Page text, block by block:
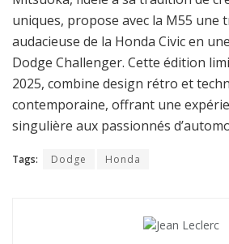
uniques, propose avec la M55 une
audacieuse de la Honda Civic en
Dodge Challenger. Cette édition
2025, combine design rétro et
contemporaine, offrant une
singulière aux passionnés
Tags: Dodge Honda